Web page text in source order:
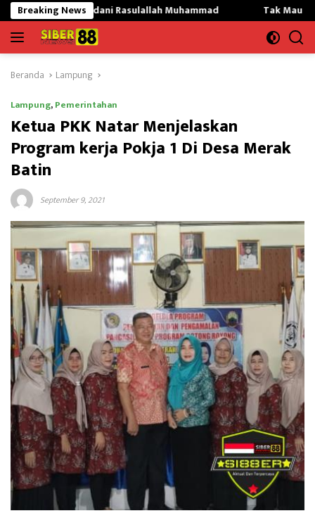
Langsung
ke
konten
Breaking News
Rasulallah Muhammad Tak Mau Dikritik,Kepsek
Beranda Lampung
Lampung,Pemerintahan
Ketua PKK Natar Menjelaskan
Program kerja Pokja 1 Di Desa Merak
Batin
September 9, 2021